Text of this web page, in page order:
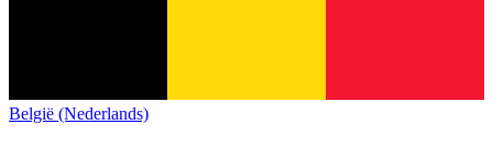
België (Nederlands)